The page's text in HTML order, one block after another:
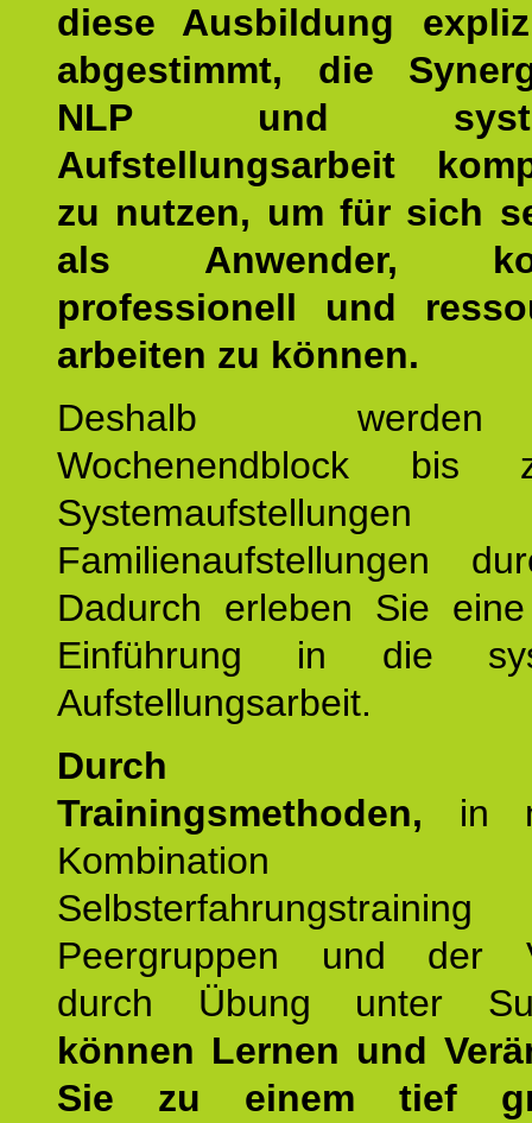
diese Ausbildung
abgestimmt, die
NLP und
Aufstellungsarbeit
zu nutzen, um für sich
als Anwender,
professionell und
arbeiten zu können.
Deshalb
Wochenendblock bis
Familienaufstellungen
Dadurch erleben Sie
Einführung in die
Aufstellungsarbeit.
Durch
Trainingsmethoden, in
Peergruppen und der
durch Übung unter
können Lernen und
Sie zu einem tief